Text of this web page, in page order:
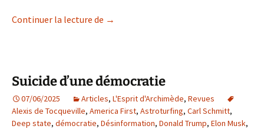
Continuer la lecture de La tragédie du peuple palestinien
→
Suicide d’une démocratie
07/06/2025 Articles, L'Esprit d'Archimède, Revues
Alexis de Tocqueville, America First, Astroturfing, Carl Schmitt,
Deep state, démocratie, Désinformation, Donald Trump, Elon Musk,